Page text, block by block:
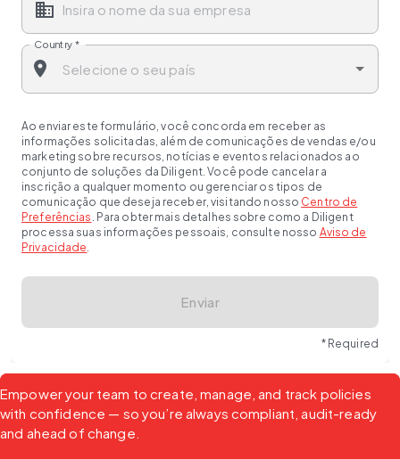
Country *
Ao enviar este formulário, você concorda em receber as
informações solicitadas, além de comunicações de vendas e/ou
marketing sobre recursos, notícias e eventos relacionados ao
conjunto de soluções da Diligent. Você pode cancelar a
inscrição a qualquer momento ou gerenciar os tipos de
comunicação que deseja receber, visitando nosso Centro de
Preferências . Para obter mais detalhes sobre como a Diligent
processa suas informações pessoais, consulte nosso Aviso de
Privacidade
Enviar
* Required
Empower your team to create, manage, and track policies
with confidence — so you’re always compliant, audit-ready
and ahead of change.